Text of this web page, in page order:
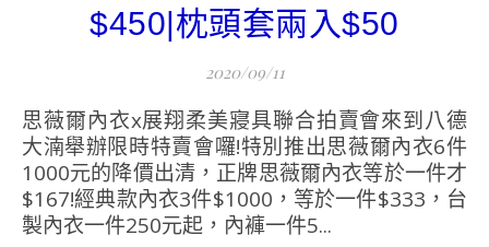
$450|枕頭套兩入$50
2020/09/11
思薇爾內衣x展翔柔美寢具聯合拍賣會來到八德
大湳舉辦限時特賣會囉!特別推出思薇爾內衣6件
1000元的降價出清，正牌思薇爾內衣等於一件才
$167!經典款內衣3件$1000，等於一件$333，台
製內衣一件250元起，內褲一件5...